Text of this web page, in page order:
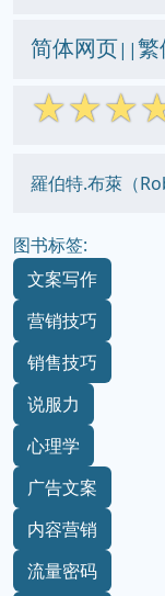
简体网页||繁
☆☆☆
羅伯特.布萊（
图书标签:
文案写作
营销技巧
销售技巧
说服力
心理学
广告文案
内容营销
流量密码